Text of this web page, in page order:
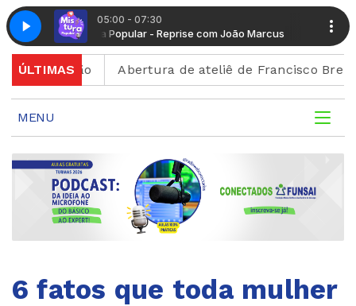
05:00 - 07:30
Mistura Popular - Reprise com João Marcus Mistura
ÚLTIMASAbertura de ateliê de Francisco Brennand
MENU
6 fatos que toda mulher